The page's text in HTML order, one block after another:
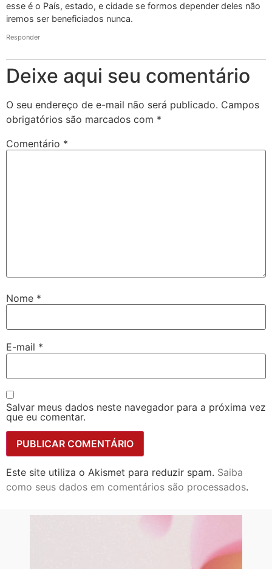
esse é o País, estado, e cidade se formos depender deles não
iremos ser beneficiados nunca.
Responder
Deixe aqui seu comentário
O seu endereço de e-mail não será publicado. Campos
obrigatórios são marcados com *
Comentário *
Nome *
E-mail *
Salvar meus dados neste navegador para a próxima vez
que eu comentar.
Este site utiliza o Akismet para reduzir spam. Saiba
como seus dados em comentários são processados.